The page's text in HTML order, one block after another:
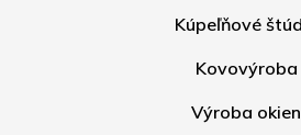
Kúpeľňové
Kovovýroba
Výroba okien